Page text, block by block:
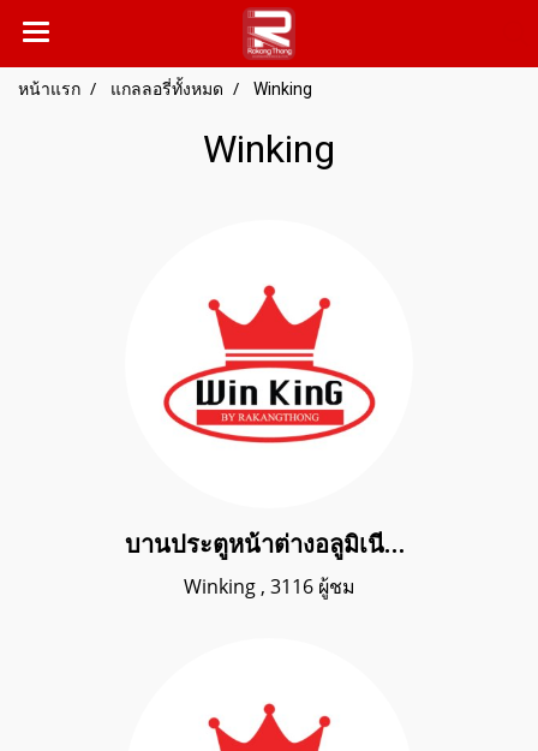
หน้าแรก แกลลอรี่ทั้งหมด Winking
Winking
บานประตูหน้าต่างอลูมิเนียม
Winking, 3116 ผู้ชม